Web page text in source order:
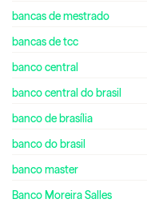
bancas de mestrado
bancas de tcc
banco central
banco central do brasil
banco de brasília
banco do brasil
banco master
Banco Moreira Salles